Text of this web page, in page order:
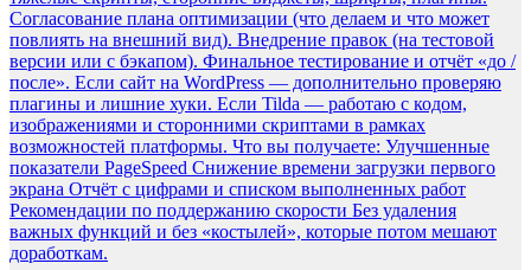
Согласование плана оптимизации (что делаем и что может
повлиять на внешний вид). Внедрение правок (на тестовой
версии или с бэкапом). Финальное тестирование и отчёт «до /
после». Если сайт на WordPress — дополнительно проверяю
плагины и лишние хуки. Если Tilda — работаю с кодом,
изображениями и сторонними скриптами в рамках
возможностей платформы. Что вы получаете: Улучшенные
показатели PageSpeed Снижение времени загрузки первого
экрана Отчёт с цифрами и списком выполненных работ
Рекомендации по поддержанию скорости Без удаления
важных функций и без «костылей», которые потом мешают
доработкам.